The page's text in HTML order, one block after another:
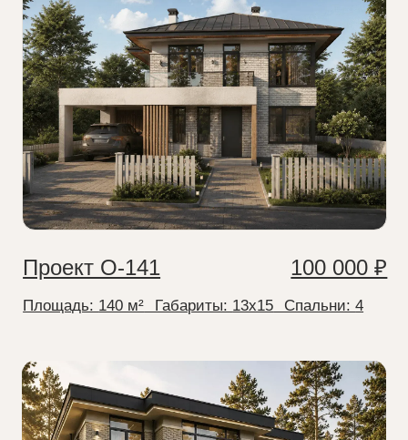
3
Спальни
17x21
Габариты
251 м²
Площадь
175 000 ₽
Стоимость
Проект О-251